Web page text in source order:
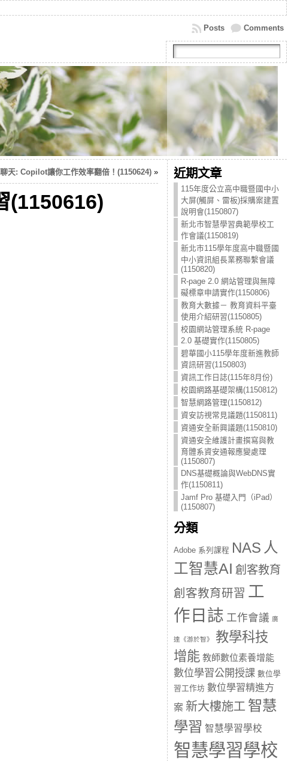
Comments
Posts
天: Copilot讓你工作效率翻倍！(1150624)»
(1150616)
近期文章
115年度公立高中職暨國中小
大屏(觸屏、雷板)採購案建置
說明會(1150807)
新北市智慧學習典範學校工
作會議(1150819)
新北市115學年度高中職暨國
中小資訊組長業務聯繫會議
(1150820)
R-page 2.0 網站管理與無障
礙標章申請實作(1150806)
教育大數據－ 教育資料平臺
使用介紹研習(1150805)
校園網站管理系統 R-page
2.0 基礎實作(1150805)
碧華國小115學年度新進教師
資訊研習(1150803)
資訊工作日誌(115年8月份)
校園網路基礎架構(1150812)
智慧網路管理(1150812)
資安訪視常見議題(1150811)
資通安全新興議題(1150810)
資通安全維護計畫撰寫與教
育體系資安通報應變處理
(1150807)
DNS基礎概論與WebDNS實
作(1150811)
Jamf Pro 基礎入門（iPad）
(1150807)
分類
Adobe 系列課程 NAS 人
工智慧AI 創客教育
創客教育研習 工
作日誌 工作會議 廣
達《游於智》
教學科技
增能 教師數位素養增能
數位學習公開授課 數位學
習工作坊 數位學習精進方
案 新大樓施工 智慧
學習 智慧學習學校
智慧學習學校